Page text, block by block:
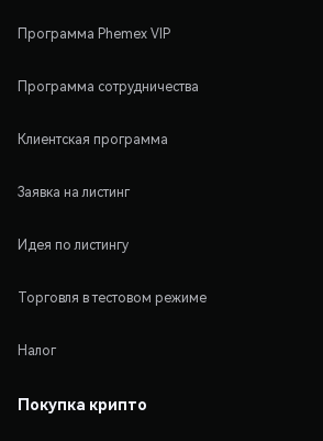
Программа Phemex VIP
Программа сотрудничества
Клиентская программа
Заявка на листинг
Идея по листингу
Торговля в тестовом режиме
Налог
Покупка крипто